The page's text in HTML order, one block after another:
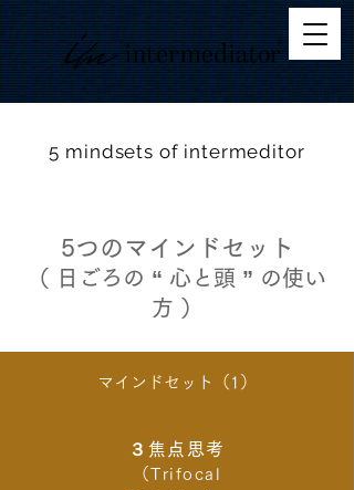
5 mindsets of intermeditor
5つのマインドセット
（ 日ごろの “ 心と頭 ” の使い
方 ）
マインドセット（1）
３焦点思考
（Trifocal